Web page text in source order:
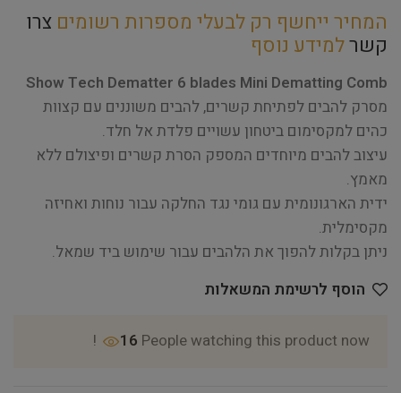
המחיר ייחשף רק לבעלי מספרות רשומים צרו
קשרלמידע נוסף
Show Tech Dematter 6 blades Mini Dematting Comb
מסרק להבים לפתיחת קשרים, להבים משוננים עם קצוות
כהים למקסימום ביטחון עשויים פלדת אל חלד.
עיצוב להבים מיוחדים המספק הסרת קשרים ופיצולם ללא
מאמץ.
ידית הארגונומית עם גומי נגד החלקה עבור נוחות ואחיזה
מקסימלית.
ניתן בקלות להפוך את הלהבים עבור שימוש ביד שמאל.
הוסף לרשימת המשאלות
16 People watching this product now!